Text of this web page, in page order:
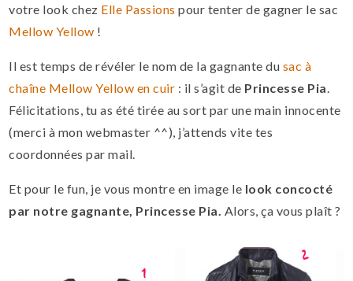
votre look chez Elle Passions pour tenter de gagner le sac
Mellow Yellow !
Il est temps de révéler le nom de la gagnante du sac à
chaîne Mellow Yellow en cuir : il s’agit de Princesse Pia
Félicitations, tu as été tirée au sort par une main innocente
(merci à mon webmaster ^^), j’attends vite tes
coordonnées par mail.
Et pour le fun, je vous montre en image le look concocté
par notre gagnante, Princesse Pia. Alors, ça vous plaît ?